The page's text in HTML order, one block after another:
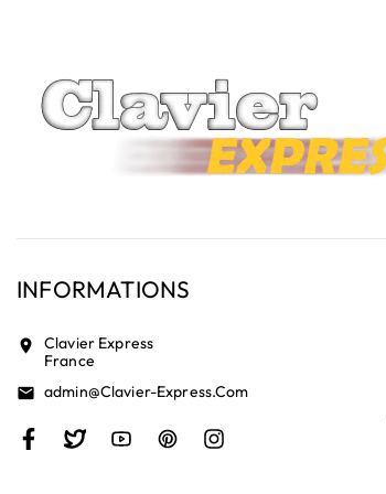
INFORMATIONS
location_on
Clavier Express
France
email Admin@clavier-Express.com